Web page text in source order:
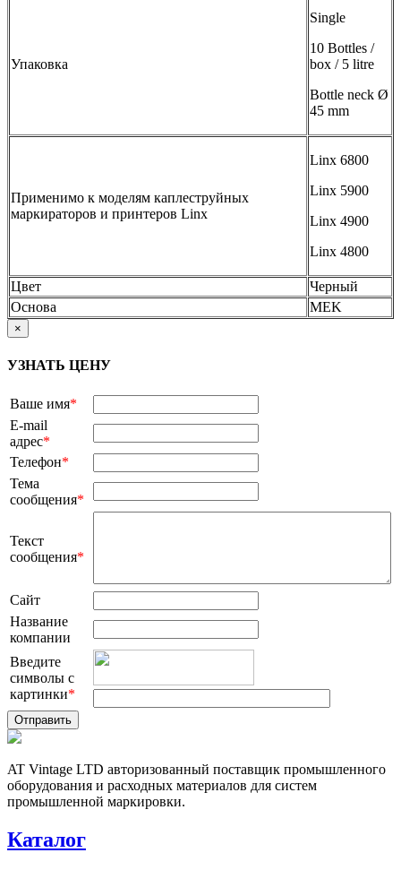
Упаковка
Single
10 Bottles /
box / 5 litre
Bottle neck Ø
45 mm
Применимо к моделям каплеструйных
маркираторов и принтеров Linx
Linx 6800
Linx 5900
Linx 4900
Linx 4800
Цвет
Черный
Основа
MEK
×
УЗНАТЬ ЦЕНУ
Ваше имя*
E-mail
адрес*
Телефон*
Тема
сообщения*
Текст
сообщения*
Сайт
Название
компании
Введите
символы с
картинки*
AT Vintage LTD авторизованный поставщик промышленного
оборудования и расходных материалов для систем
промышленной маркировки.
Каталог